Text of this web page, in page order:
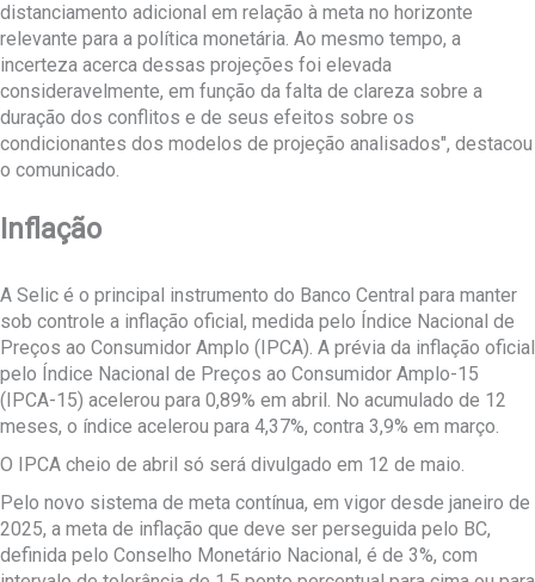
distanciamento adicional em relação à meta no horizonte
relevante para a política monetária. Ao mesmo tempo, a
incerteza acerca dessas projeções foi elevada
consideravelmente, em função da falta de clareza sobre a
duração dos conflitos e de seus efeitos sobre os
condicionantes dos modelos de projeção analisados", destacou
o comunicado.
Inflação
A Selic é o principal instrumento do Banco Central para manter
sob controle a inflação oficial, medida pelo Índice Nacional de
Preços ao Consumidor Amplo (IPCA). A prévia da inflação oficial
pelo Índice Nacional de Preços ao Consumidor Amplo-15
(IPCA-15) acelerou para 0,89% em abril. No acumulado de 12
meses, o índice acelerou para 4,37%, contra 3,9% em março.
O IPCA cheio de abril só será divulgado em 12 de maio.
Pelo novo sistema de meta contínua, em vigor desde janeiro de
2025, a meta de inflação que deve ser perseguida pelo BC,
definida pelo Conselho Monetário Nacional, é de 3%, com